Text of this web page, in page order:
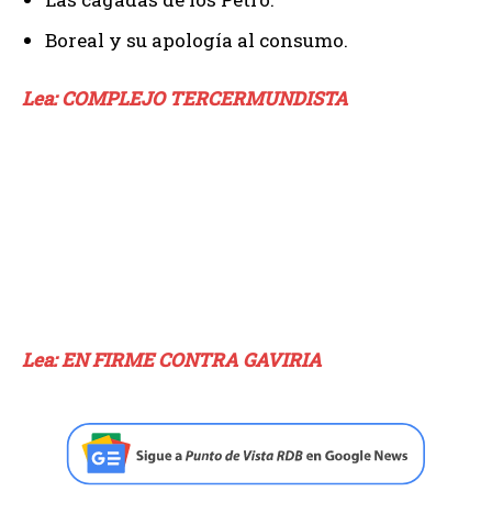
Boreal y su apología al consumo.
Lea: COMPLEJO TERCERMUNDISTA
Lea: EN FIRME CONTRA GAVIRIA